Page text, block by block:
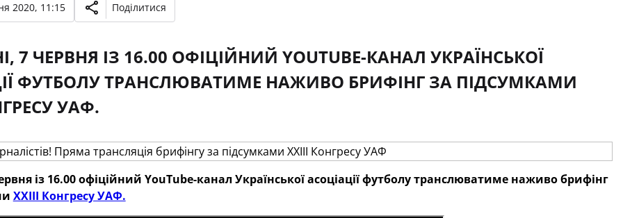
2020, 11:15 Поділитися
7 ЧЕРВНЯ ІЗ 16.00 ОФІЦІЙНИЙ YOUTUBE-КАНАЛ УКРАЇНСЬКОЇ
ФУТБОЛУ ТРАНСЛЮВАТИМЕ НАЖИВО БРИФІНГ ЗА ПІДСУМКАМИ
УАФ.
із 16.00 офіційний YouTube-канал Української асоціації футболу транслюватиме наживо брифінг
XXIII Конгресу УАФ.